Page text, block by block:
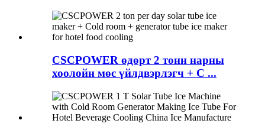
CSCPOWER өдөрт 2 тонн нарны
хоолойн мөс үйлдвэрлэгч + C ...